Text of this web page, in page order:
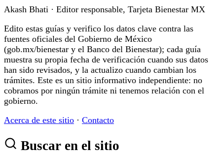
Akash Bhati · Editor responsable, Tarjeta Bienestar MX
Edito estas guías y verifico los datos clave contra las
fuentes oficiales del Gobierno de México
(gob.mx/bienestar y el Banco del Bienestar); cada guía
muestra su propia fecha de verificación cuando sus datos
han sido revisados, y la actualizo cuando cambian los
trámites. Este es un sitio informativo independiente: no
cobramos por ningún trámite ni tenemos relación con el
gobierno.
Acerca de este sitio · Contacto
Buscar en el sitio